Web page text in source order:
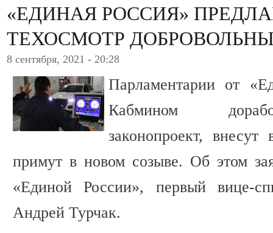
«ЕДИНАЯ РОССИЯ»
ТЕХОСМОТР
8 сентября, 2021 - 20:28
Парламентарии от
Кабмином
законопроект,
примут в новом созыве. Об этом
«Единой России», первый вице-
Андрей Турчак.